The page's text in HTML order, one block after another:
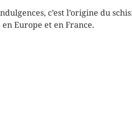
c’est l’origine du
Europe et en France.